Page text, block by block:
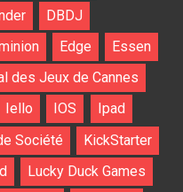
DBDJ
Edge
Essen
des Jeux de Cannes
Iello IOS
Ipad
Société
KickStarter
Lucky Duck Games